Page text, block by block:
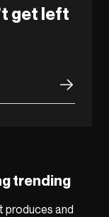
get left
trending
produces and